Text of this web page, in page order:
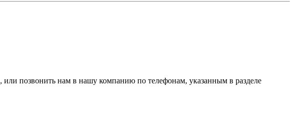
или позвонить нам в нашу компанию по телефонам, указанным в разделе